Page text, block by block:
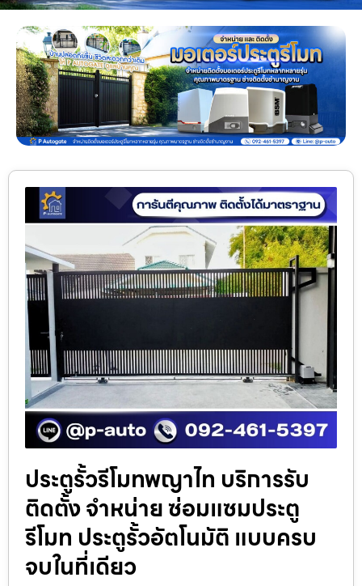
ประตูรั้วรีโมทพญาไท บริการรับ
ติดตั้ง จำหน่าย ซ่อมแซมประตู
รีโมท ประตูรั้วอัตโนมัติ แบบครบ
จบในที่เดียว